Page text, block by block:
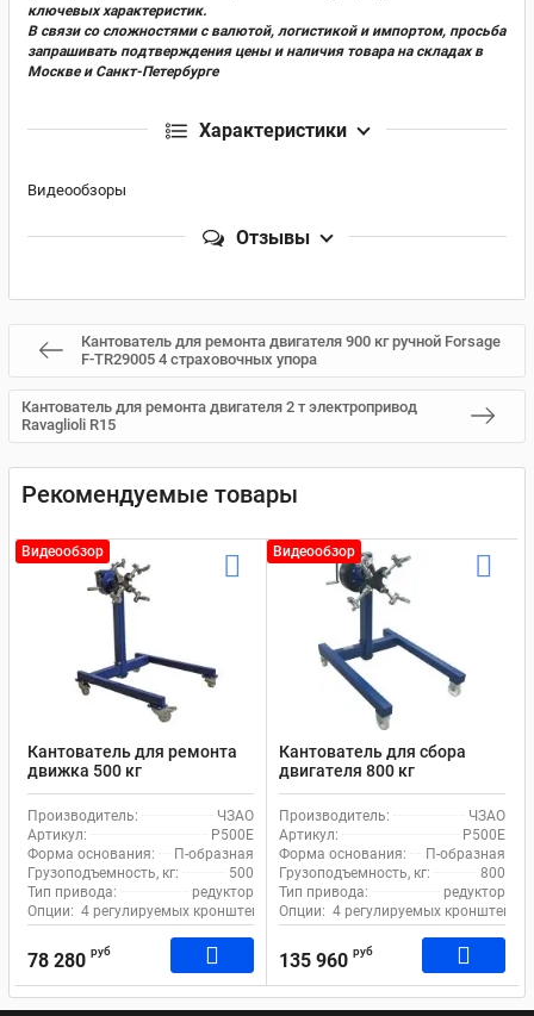
ключевых характеристик.
В связи со сложностями с валютой, логистикой и импортом, просьба
запрашивать подтверждения цены и наличия товара на складах в
Москве и Санкт-Петербурге
Характеристики
Видеообзоры
Отзывы
Кантователь для ремонта двигателя 900 кг ручной Forsage
F-TR29005 4 страховочных упора
Кантователь для ремонта двигателя 2 т электропривод
Ravaglioli R15
Рекомендуемые товары
Видеообзор
Кантователь для ремонта
движка 500 кг
механический ЧЗАО Р500Е
с червячным редуктором
Производитель:
ЧЗАО
Артикул:
Р500Е
Форма основания:
П-образная
Грузоподъемность, кг:
500
Тип привода:
редуктор
Опции: 4 регулируемых кронштейна, Стопора на колесах
78 280 руб
Видеообзор
Кантователь для сбора
двигателя 800 кг
механический ЧЗАО Р500Е
с червячным редуктором
Производитель:
ЧЗАО
Артикул:
Р500Е
Форма основания:
П-образная
Грузоподъемность, кг:
800
Тип привода:
редуктор
Опции: 4 регулируемых
135 960 руб